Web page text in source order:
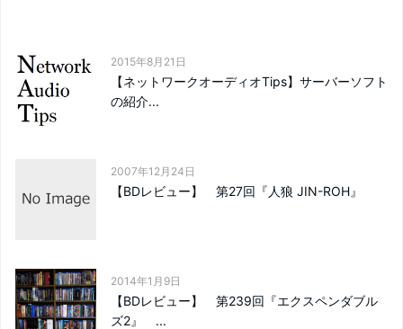
2015年8月21日
【ネットワークオーディオTips】サーバーソフト
の紹介...
2007年12月24日
【BDレビュー】 第27回『人狼 JIN-ROH』
2014年1月9日
【BDレビュー】 第239回『エクスペンダブル
ズ2』 ...